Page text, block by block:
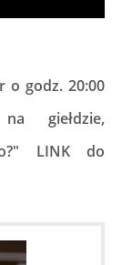
o godz. 20:00
giełdzie,
LINK do